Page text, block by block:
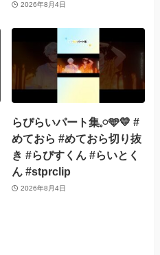
2026年8月4日
らぴらいパート集𓈒𓏸︎︎︎︎🩵💛 #
めておら #めておら切り抜
き #らぴすくん #らいとく
ん #stprclip
2026年8月4日